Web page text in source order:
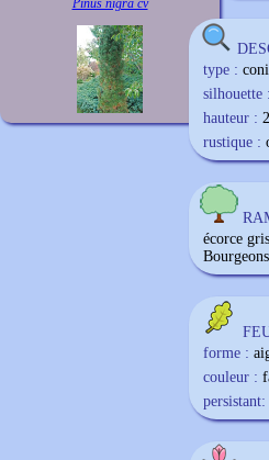
Pinus nigra cv
type :
silhouette :
hauteur :
rustique :
écorce
forme :
couleur :
persistant: